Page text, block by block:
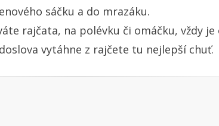
sáčku a do mrazáku.
rajčata, na polévku či omáčku, vždy
vytáhne z rajčete tu nejlepší chuť.